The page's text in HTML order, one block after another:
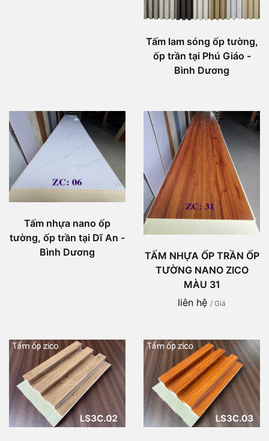
Tấm lam sóng ốp tường,
ốp trần tại Phú Giáo -
Bình Dương
Tấm nhựa nano ốp
tường, ốp trần tại Dĩ An -
Bình Dương
TẤM NHỰA ỐP TRẦN ỐP
TƯỜNG NANO ZICO
MÀU 31
liên hệ / Giá